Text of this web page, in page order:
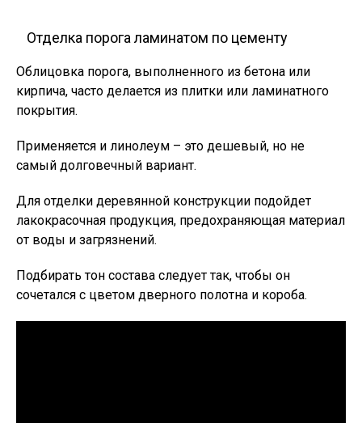
Отделка порога ламинатом по цементу
Облицовка порога, выполненного из бетона или
кирпича, часто делается из плитки или ламинатного
покрытия.
Применяется и линолеум – это дешевый, но не
самый долговечный вариант.
Для отделки деревянной конструкции подойдет
лакокрасочная продукция, предохраняющая материал
от воды и загрязнений.
Подбирать тон состава следует так, чтобы он
сочетался с цветом дверного полотна и короба.